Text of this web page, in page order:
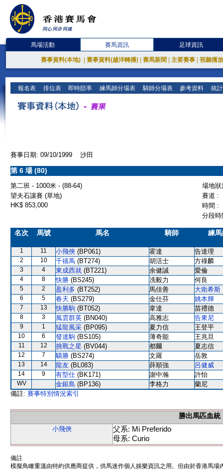
馬場活動 賽馬資訊 足球資訊
賽事資料(本地) 賽事資料(越洋轉播) 賽馬新聞 主要賽事 視聽播
報名表 排位表 即時賠率 練馬師分場表 騎師分場表 參考資料 統
賽事日期: 09/10/1999 沙田
第 6 場 (80)
第二班 - 1000米 - (88-64)
場地
望夫石讓賽 (草地)
賽道 :
HK$ 853,000
時間 :
分段
名次 馬號 馬名 騎師 練
1 11 小飛俠 (BP061) 霍達 告達理
2 10 千禧馬 (BT274) 胡活士 方祿麟
3 4 東成西就 (BT221) 余健誠 愛倫
4 8 快勝 (BS245) 冼毅力 何良
5 2 盈利多 (BT252) 馬佳善 大衛希斯
6 5 春天 (BS279) 金仕芬 姚本輝
7 13 快勝駒 (BT052) 韋達 苗禮德
8 3 風雲群英 (BN040) 高雅志 告東尼
9 1 猛龍風采 (BP095) 夏力信 王登平
10 6 發達駒 (BS105) 薄奇能 王兆旦
11 12 挑戰之星 (BV044) 都爾 夏志信
12 7 驕勝 (BS274) 文羅 岳敦
13 14 龍友 (BL083) 薛順強 呂健威
14 9 有型仕 (BK171) 謝中瀚 許怡
WV 金銀島 (BP136) 李格力
蘭尼
備註: 賽事特別情況索引
勝出馬匹血統
小飛俠
父系: Mi Preferido
母系: Curio
備註
模擬鳥瞰重溫由特約供應商提供，供馬迷作個人娛樂資訊之用。但由於香港馬